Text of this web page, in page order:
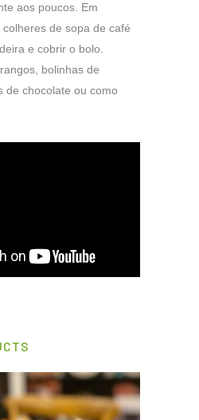
aos poucos. Em
de sopa de café
e cobrir o bolo.
bolinhas de
de chocolate ou como